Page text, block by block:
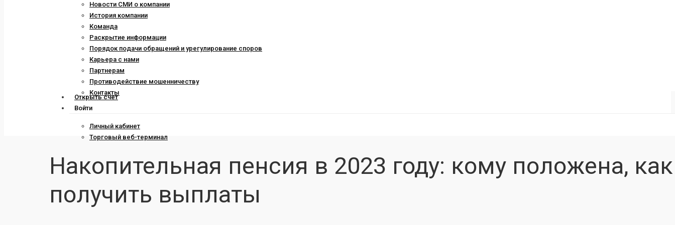
Новости СМИ о компании
История компании
Команда
Раскрытие информации
Порядок подачи обращений и урегулирование споров
Карьера с нами
Партнерам
Противодействие мошенничеству
Контакты
Открыть счет
Войти
Личный кабинет
Торговый веб-терминал
Накопительная пенсия в 2023 году: кому положена, как
получить выплаты